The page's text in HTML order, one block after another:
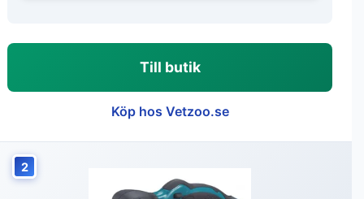
Till butik
Köp hos Vetzoo.se
2